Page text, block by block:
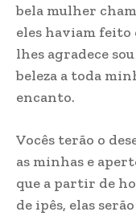
bela mulher
eles haviam feito
lhes agradece
beleza a toda
encanto.
Vocês terão o
as minhas e
que a partir de
de ipês, elas